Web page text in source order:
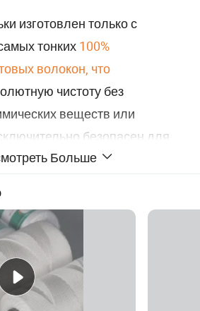
изготовлен только с
тонких 100%
волокон, что
чистоту без
веществ или
безопасен для
делает его идеальным
будь то в вашем
саду, процветающей
рабочей площадке.
Больше